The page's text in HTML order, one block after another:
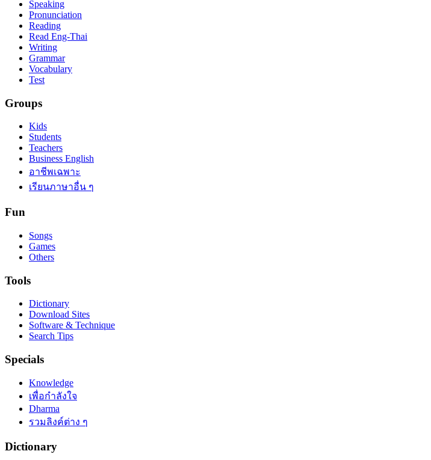
Speaking
Pronunciation
Reading
Read Eng-Thai
Writing
Grammar
Vocabulary
Test
Groups
Kids
Students
Teachers
Business English
อาชีพเฉพาะ
เรียนภาษาอื่น ๆ
Fun
Songs
Games
Others
Tools
Dictionary
Download Sites
Software & Technique
Search Tips
Specials
Knowledge
เพื่อกำลังใจ
Dharma
รวมลิงค์ต่าง ๆ
Dictionary